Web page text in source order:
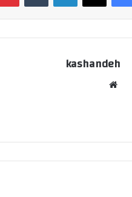
kashandeh